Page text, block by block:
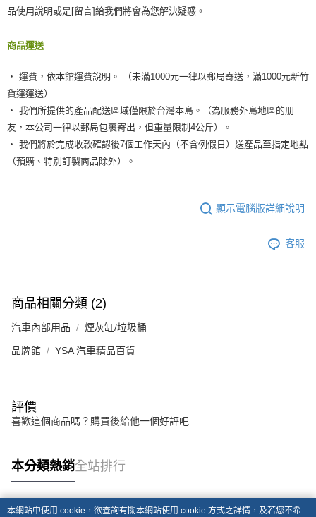
品使用說明或是[留言]給我們將會為您解決疑惑。
商品運送
‧ 運費，依本館運費說明。 （未滿1000元一律以郵局寄送，滿1000元新竹
貨運運送）
‧ 我們所提供的產品配送區域僅限於台灣本島。（為服務外島地區的朋
友，本公司一律以郵局包裹寄出，但重量限制4公斤）。
‧ 我們將於完成收款確認後7個工作天內（不含例假日）送產品至指定地點
（預購、特別訂製商品除外）。
顯示電腦版詳細說明
客服
商品相關分類 (2)
汽車內部用品 煙灰缸/垃圾桶
品牌館 YSA 汽車精品百貨
評價
喜歡這個商品嗎？購買後給他一個好評吧
本分類熱銷全站排行
本網站中使用 cookie，欲查詢有關本網站使用 cookie 方式之詳情，及若您不希